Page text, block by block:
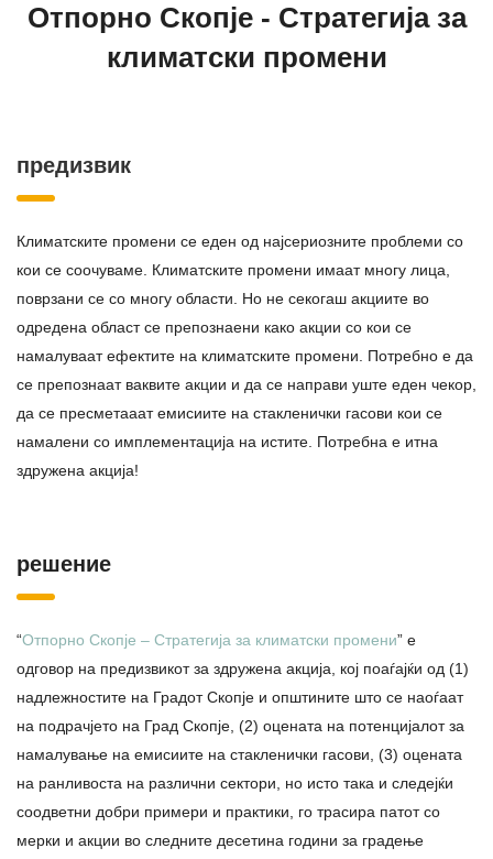
Отпорно Скопје - Стратегија за
климатски промени
предизвик
Климатските промени се еден од најсериозните проблеми со
кои се соочуваме. Климатските промени имаат многу лица,
поврзани се со многу области. Но не секогаш акциите во
одредена област се препознаени како акции со кои се
намалуваат ефектите на климатските промени. Потребно е да
се препознаат ваквите акции и да се направи уште еден чекор,
да се пресметааат емисиите на стакленички гасови кои се
намалени со имплементација на истите. Потребна е итна
здружена акција!
решение
“Отпорно Скопје – Стратегија за климатски промени” е
одговор на предизвикот за здружена акција, кој поаѓајќи од (1)
надлежностите на Градот Скопје и општините што се наоѓаат
на подрачјето на Град Скопје, (2) оцената на потенцијалот за
намалување на емисиите на стакленички гасови, (3) оцената
на ранливоста на различни сектори, но исто така и следејќи
соодветни добри примери и практики, го трасира патот со
мерки и акции во следните десетина години за градење